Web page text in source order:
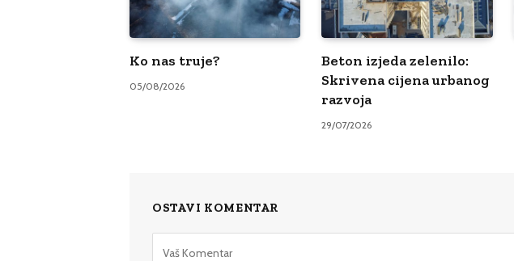
Ko nas truje?
05/08/2026
Beton izjeda zelenilo:
Skrivena cijena urbanog
razvoja
29/07/2026
OSTAVI KOMENTAR